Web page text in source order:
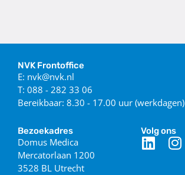
NVK Frontoffice
E: nvk@nvk.nl
T: 088 - 282 33 06
Bereikbaar: 8.30 - 17.00 uur (werkdagen)
Bezoekadres
Domus Medica
Mercatorlaan 1200
3528 BL Utrecht
Volg ons